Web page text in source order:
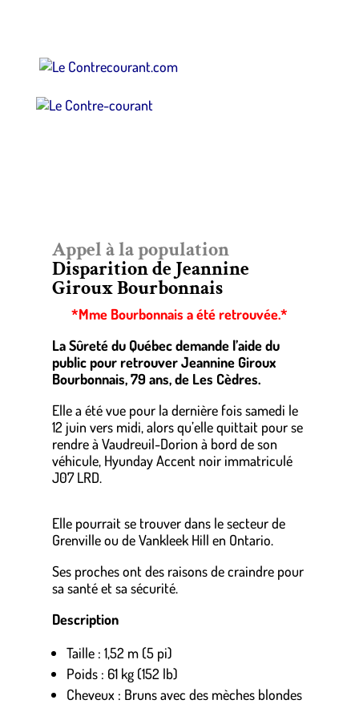
Appel à la population
Disparition de Jeannine
Giroux Bourbonnais
*Mme Bourbonnais a été retrouvée.*
La Sûreté du Québec demande l’aide du
public pour retrouver Jeannine Giroux
Bourbonnais, 79 ans, de Les Cèdres.
Elle a été vue pour la dernière fois samedi le
12 juin vers midi, alors qu’elle quittait pour se
rendre à Vaudreuil-Dorion à bord de son
véhicule, Hyunday Accent noir immatriculé
J07 LRD.
Elle pourrait se trouver dans le secteur de
Grenville ou de Vankleek Hill en Ontario.
Ses proches ont des raisons de craindre pour
sa santé et sa sécurité.
Description
Taille : 1,52 m (5 pi)
Poids : 61 kg (152 lb)
Cheveux : Bruns avec des mèches blondes